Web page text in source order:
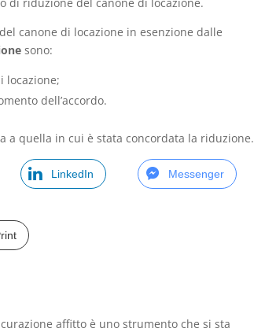
ca­no­ne di locazione in esenzione dalle
sono:
locazione;
dell’accordo.
a quella in cui è stata concordata la riduzione.
LinkedIn Messenger
affitto è uno strumento che si sta